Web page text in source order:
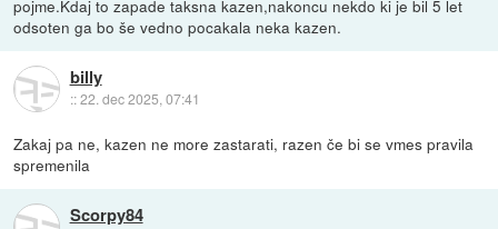
pojme.Kdaj to zapade taksna kazen,nakoncu nekdo ki je bil 5 let
odsoten ga bo še vedno pocakala neka kazen.
billy
::22. dec 2025, 07:41
Zakaj pa ne, kazen ne more zastarati, razen če bi se vmes pravila
spremenila
Scorpy84